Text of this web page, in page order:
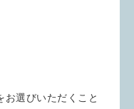
お選びいただくこと